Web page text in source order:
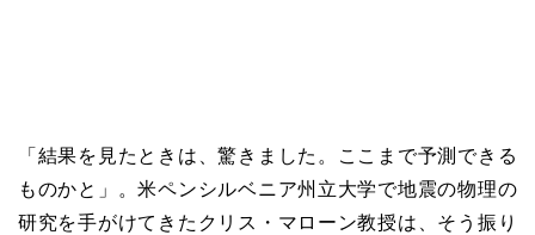
「結果を見たときは、驚きました。ここまで予測できる
ものかと」。米ペンシルベニア州立大学で地震の物理の
研究を手がけてきたクリス・マローン教授は、そう振り